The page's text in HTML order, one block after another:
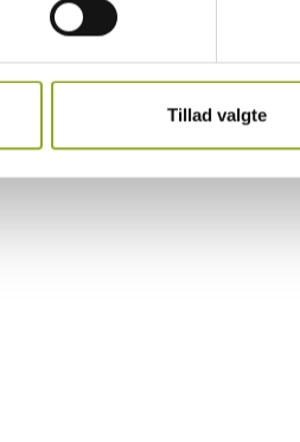
Tillad valgte